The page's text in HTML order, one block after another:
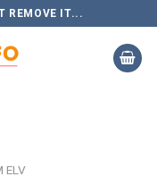
REMOVE IT...
ELV